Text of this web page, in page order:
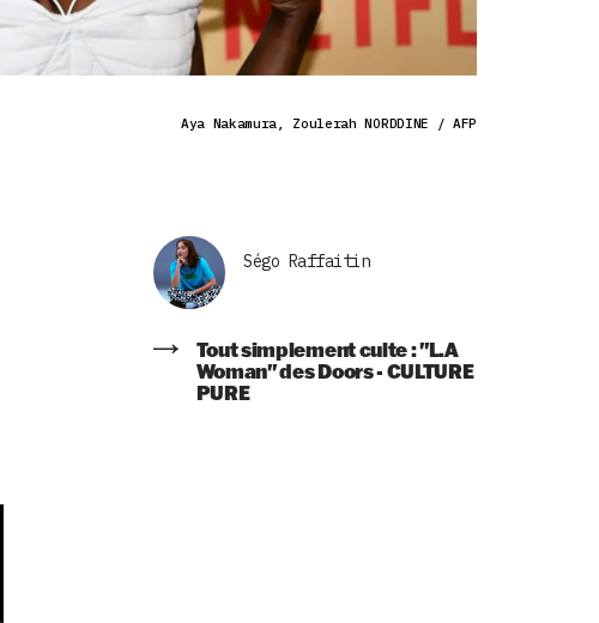
Aya Nakamura, Zoulerah NORDDINE / AFP
Ségo Raffaitin
Tout simplement culte : "L.A
Woman" des Doors - CULTURE
PURE